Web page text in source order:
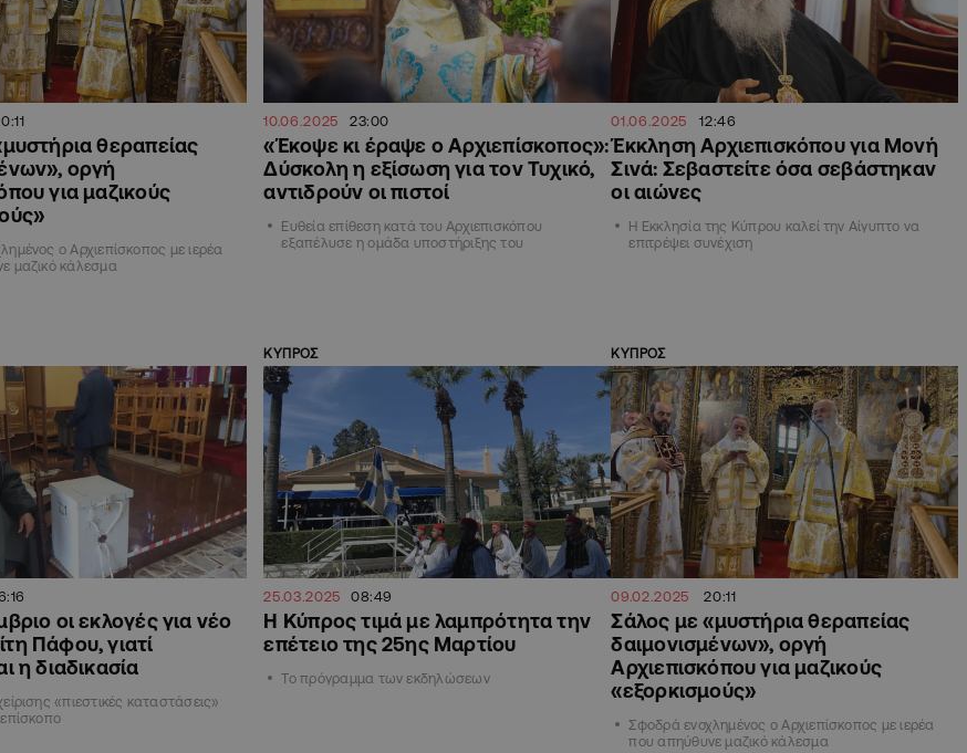
θεραπείας
οργή
για μαζικούς
ο Αρχιεπίσκοπος με ιερέα
μαζικό κάλεσμα
10.06.2025 23:00
«Έκοψε κι έραψε ο Αρχιεπίσκοπος»:
Δύσκολη η εξίσωση για τον Τυχικό,
αντιδρούν οι πιστοί
Ευθεία επίθεση κατά του Αρχιεπισκόπου
εξαπέλυσε η ομάδα υποστήριξης του
01.06.2025 12:46
Έκκληση Αρχιεπισκόπου για Μονή
Σινά: Σεβαστείτε όσα σεβάστηκαν
οι αιώνες
Η Εκκλησία της Κύπρου καλεί την Αίγυπτο να
επιτρέψει συνέχιση
οι εκλογές για νέο
Πάφου, γιατί
η διαδικασία
«πιεστικές καταστάσεις»
ΚΥΠΡΟΣ
25.03.2025 08:49
H Kύπρος τιμά με λαμπρότητα την
επέτειο της 25ης Μαρτίου
Το πρόγραμμα των εκδηλώσεων
ΚΥΠΡΟΣ
09.02.2025 20:11
Σάλος με «μυστήρια θεραπείας
δαιμονισμένων», οργή
Αρχιεπισκόπου για μαζικούς
«εξορκισμούς»
Σφοδρά ενοχλημένος ο Αρχιεπίσκοπος με ιερέα
που απηύθυνε μαζικό κάλεσμα